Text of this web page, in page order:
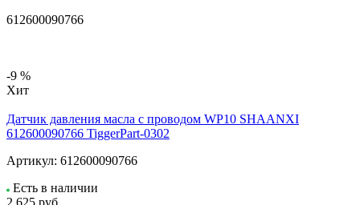
612600090766
-9 %
Хит
Датчик давления масла с проводом WP10 SHAANXI
612600090766 TiggerPart-0302
Артикул: 612600090766
Есть в наличии
2 625 руб.